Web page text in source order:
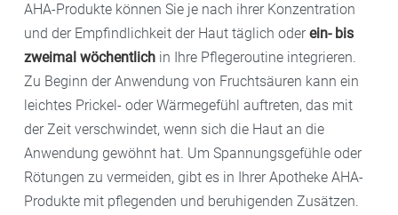
AHA-Produkte können Sie je nach ihrer Konzentration
und der Empfindlichkeit der Haut täglich oder ein- bis
zweimal wöchentlich in Ihre Pflegeroutine integrieren.
Zu Beginn der Anwendung von Fruchtsäuren kann ein
leichtes Prickel- oder Wärmegefühl auftreten, das mit
der Zeit verschwindet, wenn sich die Haut an die
Anwendung gewöhnt hat. Um Spannungsgefühle oder
Rötungen zu vermeiden, gibt es in Ihrer Apotheke AHA-
Produkte mit pflegenden und beruhigenden Zusätzen.